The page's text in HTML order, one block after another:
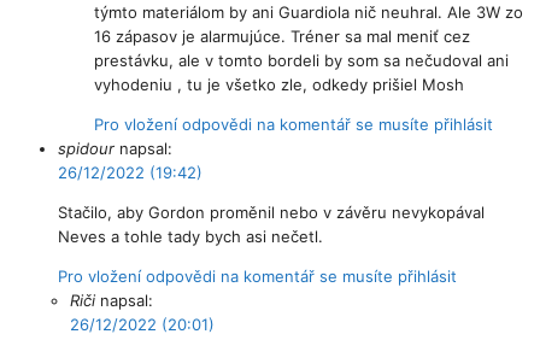
týmto materiálom by ani Guardiola nič neuhral. Ale 3W zo
16 zápasov je alarmujúce. Tréner sa mal meniť cez
prestávku, ale v tomto bordeli by som sa nečudoval ani
vyhodeniu , tu je všetko zle, odkedy prišiel Mosh
Pro vložení odpovědi na komentář se musíte přihlásit
spidour napsal:
26/12/2022 (19:42)
Stačilo, aby Gordon proměnil nebo v závěru nevykopával
Neves a tohle tady bych asi nečetl.
Pro vložení odpovědi na komentář se musíte přihlásit
Riči napsal:
26/12/2022 (20:01)